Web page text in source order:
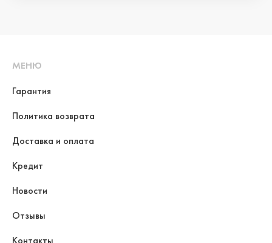
МЕНЮ
Гарантия
Политика возврата
Доставка и оплата
Кредит
Новости
Отзывы